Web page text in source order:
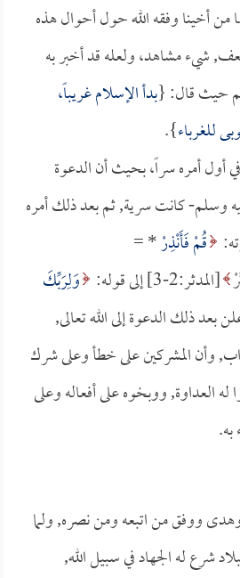
من أخينا وفقه الله حول أحوال هذه
شيء مشاهد، ولعله قد أخبر به
حيث قال: {بدأ الإسلام غريباً،
للغرباء}.
أول أمره سراً، بحيث أن الدعوة
وسلم- كانت سرية, ثم بعد ذلك أمره
قُمْ فَأَنْذِرْ* =
[المدثر:2-3] إلى قوله:
وَلِرَبِّكَ
فأعلن بعد ذلك الدعوة إلى الله تعالى,
وأن المشركين على خطأ وعلى شرك
العداوة, ووبخوه على أفعاله وعلى
ووفق من اتبعه ومن نصره, ولما
شرع له الجهاد في سبيل الله,